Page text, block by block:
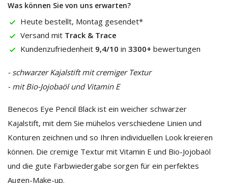
Was können Sie von uns erwarten?
Heute bestellt, Montag gesendet*
Versand mit Track & Trace
Kundenzufriedenheit 9,4/10 in 3300+ bewertungen
- schwarzer Kajalstift mit cremiger Textur
- mit Bio-Jojobaöl und Vitamin E
Benecos Eye Pencil Black ist ein weicher schwarzer
Kajalstift, mit dem Sie mühelos verschiedene Linien und
Konturen zeichnen und so Ihren individuellen Look kreieren
können. Die cremige Textur mit Vitamin E und Bio-Jojobaöl
und die gute Farbwiedergabe sorgen für ein perfektes
Augen-Make-up.